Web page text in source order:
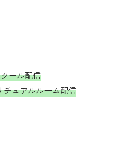
ール配信
チュアルルーム配信